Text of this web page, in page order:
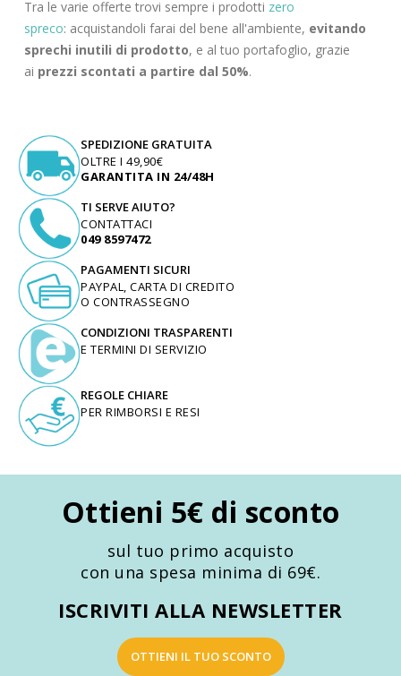
Tra le varie offerte trovi sempre i prodotti zero
spreco: acquistandoli farai del bene all'ambiente, evitando
sprechi inutili di prodotto, e al tuo portafoglio, grazie
ai prezzi scontati a partire dal 50%.
SPEDIZIONE GRATUITA
OLTRE I 49,90€
GARANTITA IN 24/48H
TI SERVE AIUTO?
CONTATTACI
049 8597472
PAGAMENTI SICURI
PAYPAL, CARTA DI CREDITO
O CONTRASSEGNO
CONDIZIONI TRASPARENTI
E TERMINI DI SERVIZIO
REGOLE CHIARE
PER RIMBORSI E RESI
Ottieni 5€ di sconto
sul tuo primo acquisto
con una spesa minima di 69€.
ISCRIVITI ALLA NEWSLETTER
OTTIENI IL TUO SCONTO